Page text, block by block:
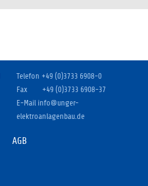
Telefon +49 (0)3733 6908-0
Fax
+49 (0)3733 6908-37
E-Mail info@unger-
elektroanlagenbau.de
AGB